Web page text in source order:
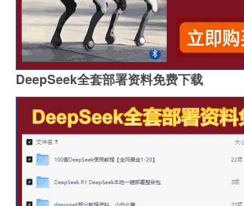
DeepSeek全套部署资料免费下载